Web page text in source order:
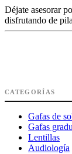
Déjate asesorar
disfrutando de
CATEGORÍAS
Gafas de
Gafas
Lentillas
Audiología